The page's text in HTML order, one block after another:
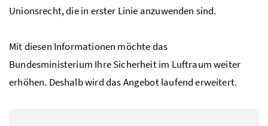
Unionsrecht, die in erster Linie anzuwenden sind.
Mit diesen Informationen möchte das
Bundesministerium Ihre Sicherheit im Luftraum weiter
erhöhen. Deshalb wird das Angebot laufend erweitert.